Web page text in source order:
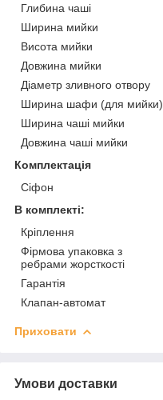
Глибина чаші
Ширина мийки
Висота мийки
Довжина мийки
Діаметр зливного отвору
Ширина шафи (для мийки)
Ширина чаші мийки
Довжина чаші мийки
Комплектація
Сіфон
В комплекті:
Кріплення
Фірмова упаковка з
ребрами жорсткості
Гарантія
Клапан-автомат
Приховати
Умови доставки